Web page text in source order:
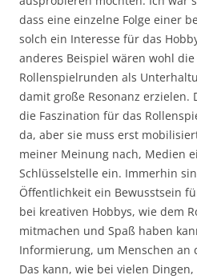
dass eine einzelne Folge einer
solch ein Interesse für das
anderes Beispiel wären wohl
Rollenspielrunden als
damit große Resonanz erzielen.
die Faszination für das
da, aber sie muss erst
meiner Meinung nach, Medien
Schlüsselstelle ein. Immerhin
Öffentlichkeit ein Bewusstsein
bei kreativen Hobbys, wie dem
mitmachen und Spaß haben
Informierung, um Menschen an
Das kann, wie bei vielen